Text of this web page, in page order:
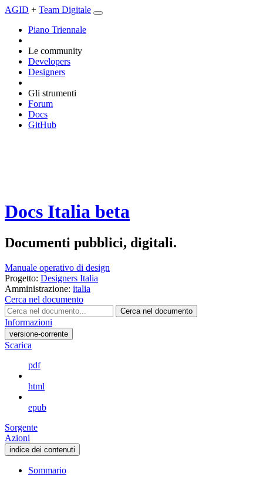
AGID + Team Digitale
Piano Triennale
Le community
Developers
Designers
Gli strumenti
Forum
Docs
GitHub
Docs Italia beta
Documenti pubblici, digitali.
Manuale operativo di design
Progetto: Designers Italia
Amministrazione: italia
Cerca nel documento
Cerca nel documento
Informazioni
versione-corrente
Scarica
pdf
html
epub
Sorgente
Azioni
indice dei contenuti
Sommario